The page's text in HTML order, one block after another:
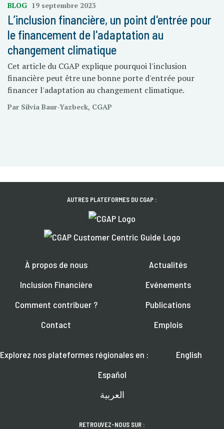
BLOG 19 septembre 2023
L’inclusion financière, un point d'entrée pour
le financement de l'adaptation au
changement climatique
Cet article du CGAP explique pourquoi l'inclusion
financière peut être une bonne porte d'entrée pour
financer l'adaptation au changement climatique.
Par Silvia Baur-Yazbeck, CGAP
AUTRES PLATEFORMES DU CGAP :
À propos de nous
Inclusion Financière
Comment contribuer ?
Contact
Actualités
Evénements
Publications
Emplois
Explorez nos plateformes régionales en :
English
Español
العربية
RETROUVEZ-NOUS SUR :